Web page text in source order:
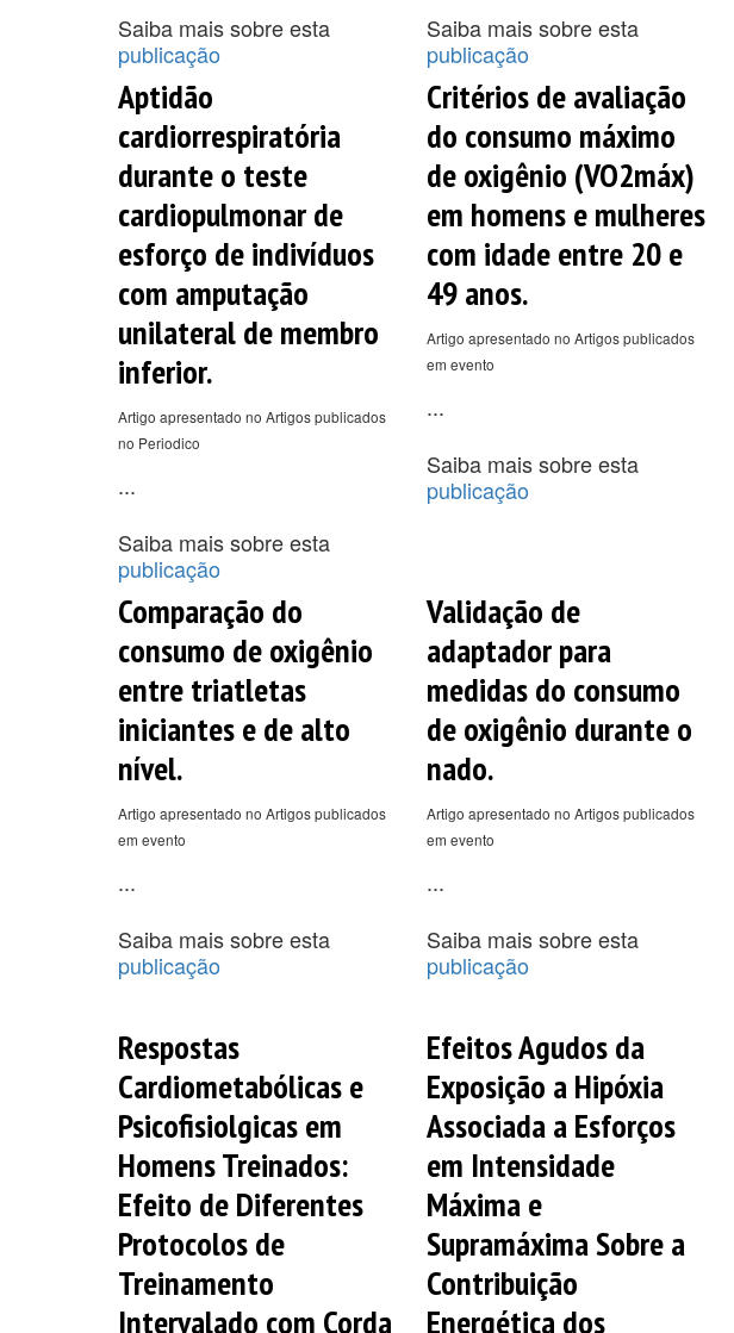
Saiba mais sobre esta
publicação
Saiba mais sobre esta
publicação
Aptidão
cardiorrespiratória
durante o teste
cardiopulmonar de
esforço de indivíduos
com amputação
unilateral de membro
inferior.
Artigo apresentado no Artigos publicados
no Periodico
...
Saiba mais sobre esta
publicação
Critérios de avaliação
do consumo máximo
de oxigênio (VO2máx)
em homens e mulheres
com idade entre 20 e
49 anos.
Artigo apresentado no Artigos publicados
em evento
...
Saiba mais sobre esta
publicação
Comparação do
consumo de oxigênio
entre triatletas
iniciantes e de alto
nível.
Artigo apresentado no Artigos publicados
em evento
...
Saiba mais sobre esta
publicação
Validação de
adaptador para
medidas do consumo
de oxigênio durante o
nado.
Artigo apresentado no Artigos publicados
em evento
...
Saiba mais sobre esta
publicação
Respostas
Cardiometabólicas e
Psicofisiolgicas em
Homens Treinados:
Efeito de Diferentes
Protocolos de
Treinamento
Intervalado com Corda
Efeitos Agudos da
Exposição a Hipóxia
Associada a Esforços
em Intensidade
Máxima e
Supramáxima Sobre a
Contribuição
Energética dos